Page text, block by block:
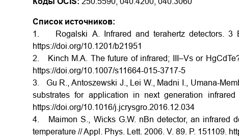
Список источников:
1. Rogalski А. Infrared and terahertz detectors. 3
https://doi.org/10.1201/b21951
2. Kinch M.A. The future of infrared; III–Vs or
https://doi.org/10.1007/s11664-015-3717-5
3. Gu R., Antoszewski J., Lei W., Madni I., Umana-
substrates for application in next generation
https://doi.org/10.1016/j.jcrysgro.2016.12.034
4. Maimon S., Wicks G.W. nBn detector, an infrared
temperature // Appl. Phys. Lett. 2006. V. 89. P. 151109.